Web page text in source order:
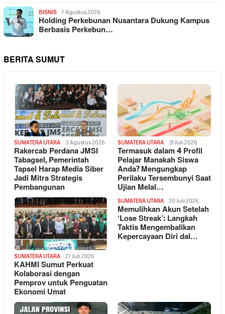
BISNIS 7 Agustus 2026
Holding Perkebunan Nusantara Dukung Kampus
Berbasis Perkebun…
BERITA SUMUT
SUMATERA UTARA 3 Agustus 2026
Rakercab Perdana JMSI
Tabagsel, Pemerintah
Tapsel Harap Media Siber
Jadi Mitra Strategis
Pembangunan
SUMATERA UTARA 31 Juli 2026
Termasuk dalam 4 Profil
Pelajar Manakah Siswa
Anda? Mengungkap
Perilaku Tersembunyi Saat
Ujian Melal…
SUMATERA UTARA 27 Juli 2026
KAHMI Sumut Perkuat
Kolaborasi dengan
Pemprov untuk Penguatan
Ekonomi Umat
SUMATERA UTARA 20 Juli 2026
Memulihkan Akun Setelah
‘Lose Streak’: Langkah
Taktis Mengembalikan
Kepercayaan Diri dal…